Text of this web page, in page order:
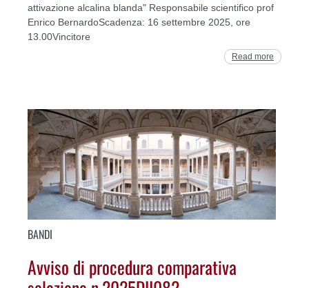
attivazione alcalina blanda" Responsabile scientifico prof
Enrico BernardoScadenza: 16 settembre 2025, ore
13.00Vincitore
Read more
BANDI
Avviso di procedura comparativa